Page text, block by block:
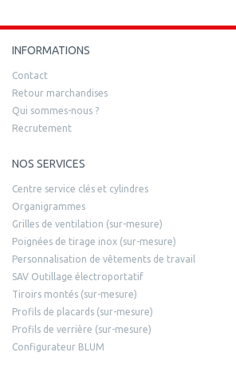
INFORMATIONS
Contact
Retour marchandises
Qui sommes-nous ?
Recrutement
NOS SERVICES
Centre service clés et cylindres
Organigrammes
Grilles de ventilation (sur-mesure)
Poignées de tirage inox (sur-mesure)
Personnalisation de vêtements de travail
SAV Outillage électroportatif
Tiroirs montés (sur-mesure)
Profils de placards (sur-mesure)
Profils de verrière (sur-mesure)
Configurateur BLUM